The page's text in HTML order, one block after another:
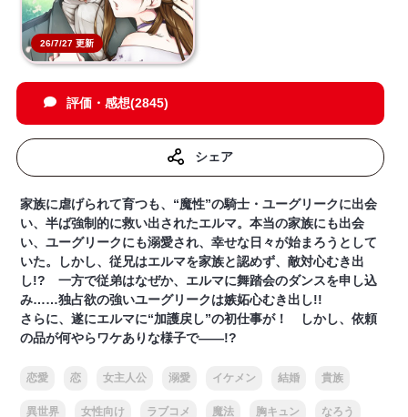
26/7/27 更新
評価・感想(2845)
シェア
家族に虐げられて育つも、“魔性”の騎士・ユーグリークに出会
い、半ば強制的に救い出されたエルマ。本当の家族にも出会
い、ユーグリークにも溺愛され、幸せな日々が始まろうとして
いた。しかし、従兄はエルマを家族と認めず、敵対心むき出
し!? 一方で従弟はなぜか、エルマに舞踏会のダンスを申し込
み……独占欲の強いユーグリークは嫉妬心むき出し!!
さらに、遂にエルマに“加護戻し”の初仕事が！ しかし、依頼
の品が何やらワケありな様子で――!?
恋愛 恋 女主人公 溺愛 イケメン 結婚 貴族
異世界 女性向け ラブコメ 魔法 胸キュン なろう